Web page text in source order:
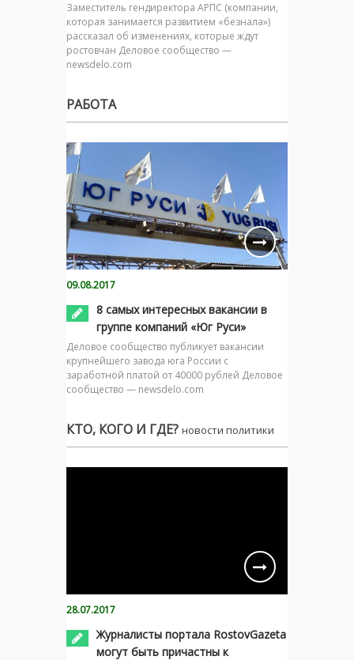
Заместитель гендиректора АРПС (компании,
которая занимается развитием «безнала»)
рассказал об изменениях, которые ждут
ростовчан Деловое сообщество —
newsdelo.com
РАБОТА
09.08.2017
8 самых интересных вакансии в
группе компаний «Юг Руси»
Деловое сообщество публикует вакансии
крупнейшего завода юга России с
заработной платой от 40000 рублей Деловое
сообщество — newsdelo.com
КТО, КОГО И ГДЕ? новости политики
28.07.2017
Журналисты портала RostovGazeta
могут быть причастны к